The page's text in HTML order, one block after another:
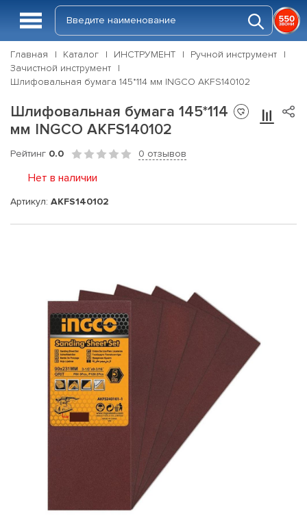
Главная Каталог ИНСТРУМЕНТ
Ручной инструмент
Зачистной инструмент
Шлифовальная бумага 145*114 мм INGCO AKFS140102
Шлифовальная бумага 145*114
мм INGCO AKFS140102
Рейтинг 0.0 0 отзывов
Нет в наличии
Артикул: AKFS140102